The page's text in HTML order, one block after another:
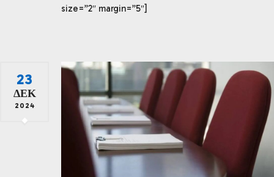
size=”2″ margin=”5″]
23
ΔΕΚ
2024